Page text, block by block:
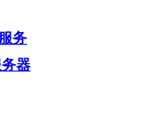
务
器